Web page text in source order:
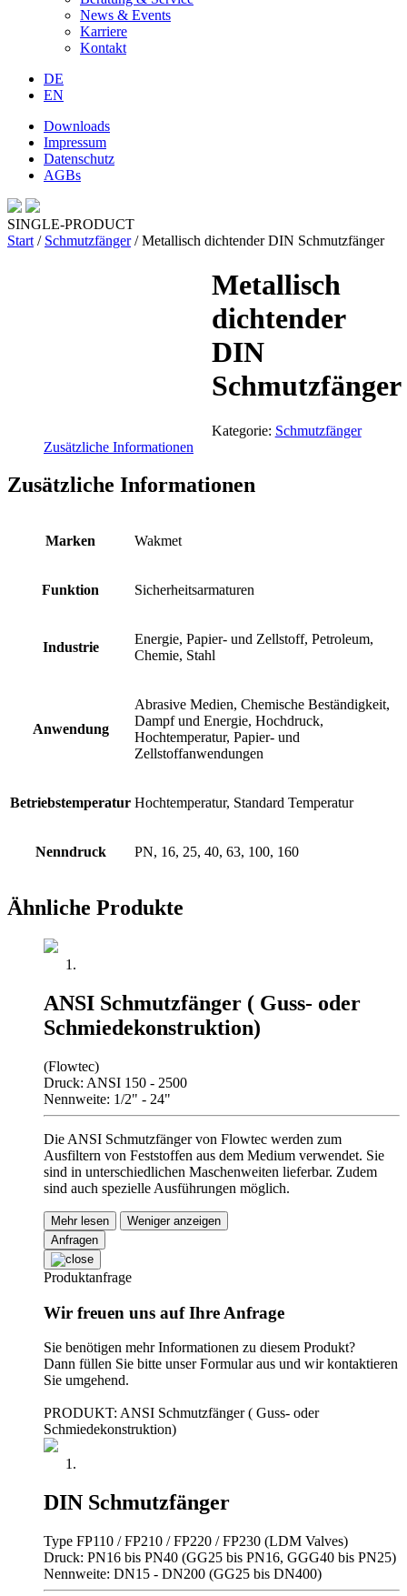
News & Events
Karriere
Kontakt
DE
EN
Downloads
Impressum
Datenschutz
AGBs
SINGLE-PRODUCT
Start / Schmutzfänger/ Metallisch dichtender DIN Schmutzfänger
Metallisch
dichtender
DIN
Schmutzfänger
Kategorie: Schmutzfänger
Zusätzliche Informationen
Zusätzliche Informationen
Marken Wakmet
Funktion Sicherheitsarmaturen
Industrie
Energie, Papier- und Zellstoff, Petroleum,
Chemie, Stahl
Anwendung
Abrasive Medien, Chemische Beständigkeit,
Dampf und Energie, Hochdruck,
Hochtemperatur, Papier- und
Zellstoffanwendungen
Betriebstemperatur Hochtemperatur, Standard Temperatur
Nenndruck PN, 16, 25, 40, 63, 100, 160
Ähnliche Produkte
ANSI Schmutzfänger ( Guss- oder
Schmiedekonstruktion)
(Flowtec)
Druck: ANSI 150 - 2500
Nennweite: 1/2" - 24"
Die ANSI Schmutzfänger von Flowtec werden zum
Ausfiltern von Feststoffen aus dem Medium verwendet. Sie
sind in unterschiedlichen Maschenweiten lieferbar. Zudem
sind auch spezielle Ausführungen möglich.
Mehr lesen
Weniger anzeigen
Anfragen
Produktanfrage
Wir freuen uns auf Ihre Anfrage
Sie benötigen mehr Informationen zu diesem Produkt?
Dann füllen Sie bitte unser Formular aus und wir kontaktieren
Sie umgehend.
PRODUKT: ANSI Schmutzfänger ( Guss- oder
Schmiedekonstruktion)
DIN Schmutzfänger
Type FP110 / FP210 / FP220 / FP230 (LDM Valves)
Druck: PN16 bis PN40 (GG25 bis PN16, GGG40 bis PN25)
Nennweite: DN15 - DN200 (GG25 bis DN400)